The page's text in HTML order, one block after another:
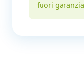
fuori